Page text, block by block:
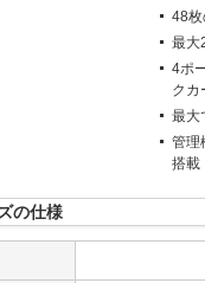
48枚
最大
4ポ
クカ
最大
管理
搭載
の仕様